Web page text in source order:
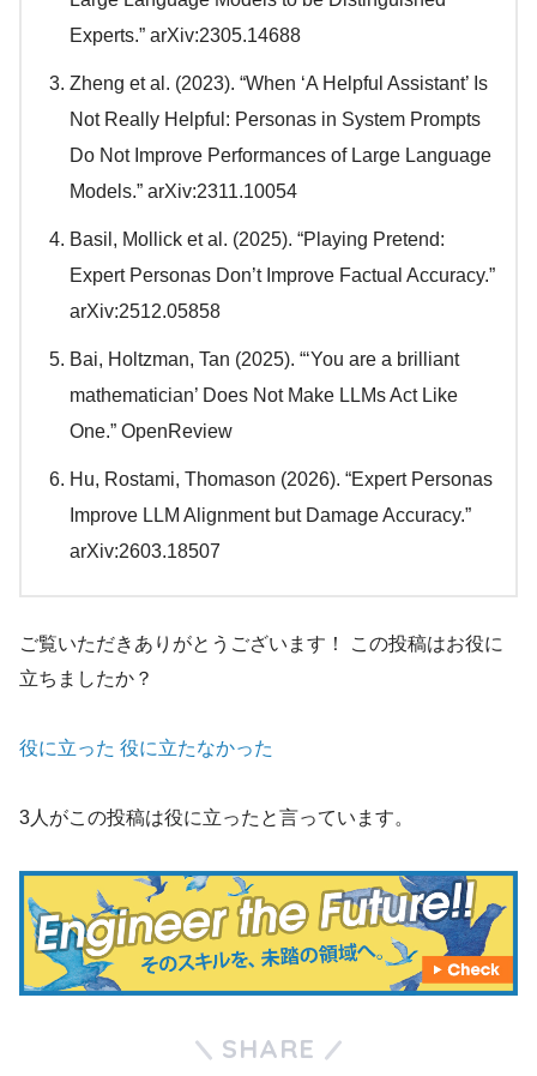
Experts.” arXiv:2305.14688
Zheng et al. (2023). “When ‘A Helpful Assistant’ Is
Not Really Helpful: Personas in System Prompts
Do Not Improve Performances of Large Language
Models.” arXiv:2311.10054
Basil, Mollick et al. (2025). “Playing Pretend:
Expert Personas Don’t Improve Factual Accuracy.”
arXiv:2512.05858
Bai, Holtzman, Tan (2025). “‘You are a brilliant
mathematician’ Does Not Make LLMs Act Like
One.” OpenReview
Hu, Rostami, Thomason (2026). “Expert Personas
Improve LLM Alignment but Damage Accuracy.”
arXiv:2603.18507
ご覧いただきありがとうございます！
この投稿はお役に
立ちましたか？
役に立った 役に立たなかった
3人がこの投稿は役に立ったと言っています。
SHARE